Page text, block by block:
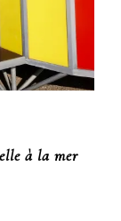
à la mer